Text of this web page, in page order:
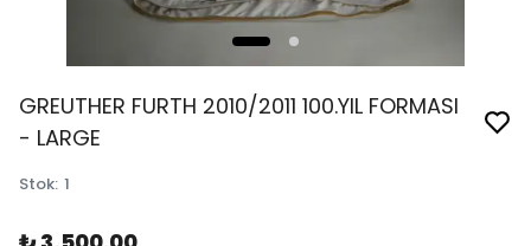
GREUTHER FURTH 2010/2011 100.YIL FORMASI
- LARGE
Stok: 1